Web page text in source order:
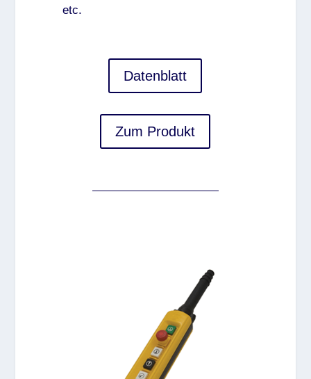
etc.
Datenblatt
Zum Produkt